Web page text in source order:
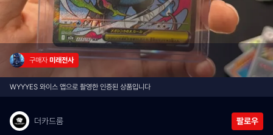
구매자 미래전사
WYYYES 와이스 앱으로 촬영한 인증된 상품입니다
더카드룸 팔로우